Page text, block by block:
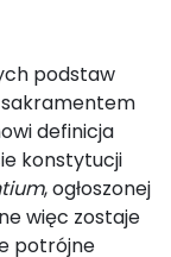
podstaw
sakramentem
definicja
konstytucji
, ogłoszonej
więc zostaje
potrójne